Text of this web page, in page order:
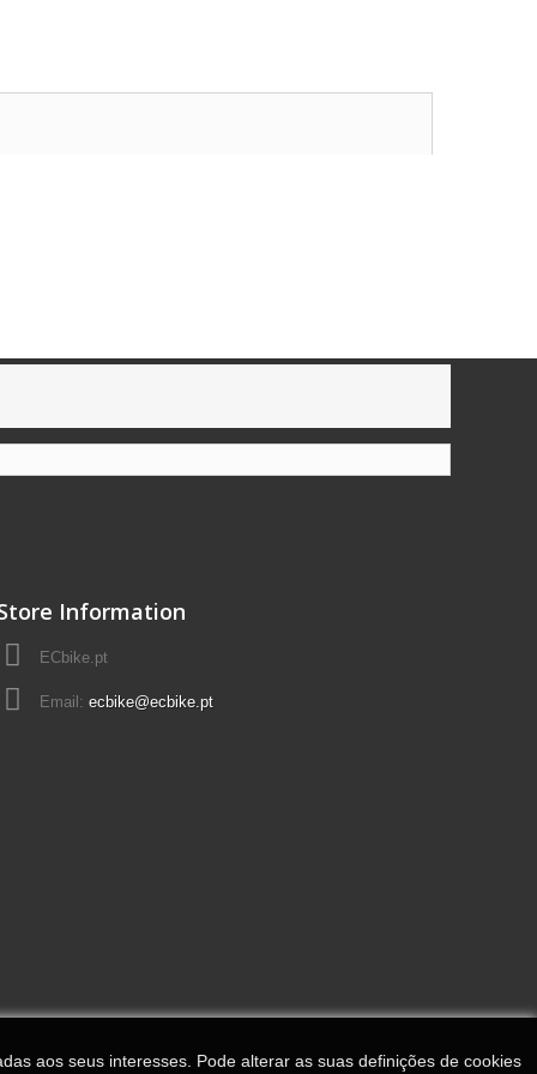
Information
ECbike.pt
Email: ecbike@ecbike.pt
aos seus interesses. Pode alterar as suas definições de cookies